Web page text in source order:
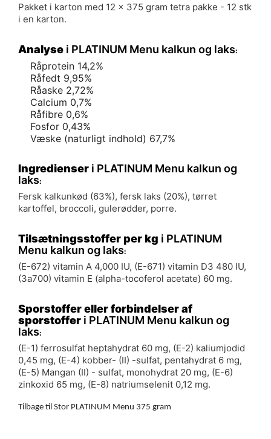
Pakket i karton med 12 x 375 gram tetra pakke - 12 stk
i en karton.
Analyse i PLATINUM Menu kalkun og laks:
Råprotein 14,2%
Råfedt 9,95%
Råaske 2,72%
Calcium 0,7%
Råfibre 0,6%
Fosfor 0,43%
Væske (naturligt indhold) 67,7%
Ingredienser i PLATINUM Menu kalkun og
laks:
Fersk kalkunkød (63%), fersk laks (20%), tørret
kartoffel, broccoli, gulerødder, porre.
Tilsætningsstoffer per kg i PLATINUM
Menu kalkun og laks:
(E-672) vitamin A 4,000 IU, (E-671) vitamin D3 480 IU,
(3a700) vitamin E (alpha-tocoferol acetate) 60 mg.
Sporstoffer eller forbindelser af
sporstoffer i PLATINUM Menu kalkun og
laks:
(E-1) ferrosulfat heptahydrat 60 mg, (E-2) kaliumjodid
0,45 mg, (E-4) kobber- (II) -sulfat, pentahydrat 6 mg,
(E-5) Mangan (II) - sulfat, monohydrat 20 mg, (E-6)
zinkoxid 65 mg, (E-8) natriumselenit 0,12 mg.
Tilbage til Stor PLATINUM Menu 375 gram